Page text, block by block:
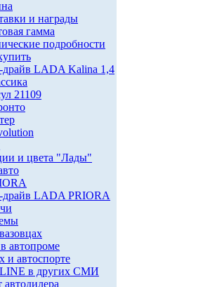
и награды
гамма
подробности
драйв LADA Kalina 1,4
21109
и цвета "Лады"
драйв LADA PRIORA
автопроме
и автоспорте
в других СМИ
автодилера